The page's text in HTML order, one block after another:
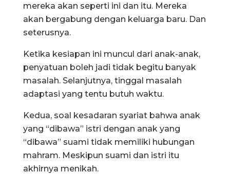
mereka akan seperti ini dan itu. Mereka
akan bergabung dengan keluarga baru. Dan
seterusnya.
Ketika kesiapan ini muncul dari anak-anak,
penyatuan boleh jadi tidak begitu banyak
masalah. Selanjutnya, tinggal masalah
adaptasi yang tentu butuh waktu.
Kedua, soal kesadaran syariat bahwa anak
yang “dibawa” istri dengan anak yang
“dibawa” suami tidak memiliki hubungan
mahram. Meskipun suami dan istri itu
akhirnya menikah.